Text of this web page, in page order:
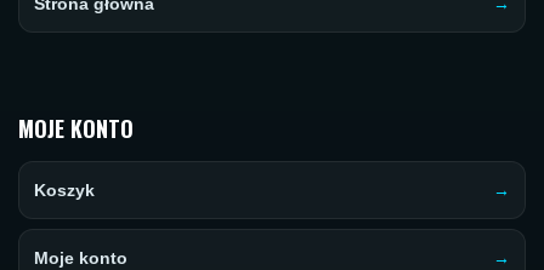
Strona główna
MOJE KONTO
Koszyk
Moje konto